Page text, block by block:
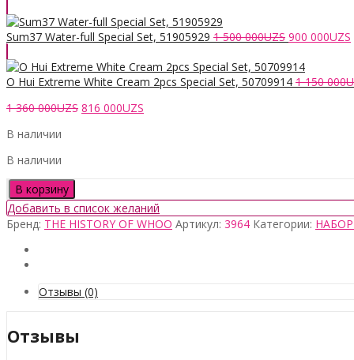
Sum37 Water-full Special Set, 51905929 1 500 000UZS
составляла
1
900 000UZS
O Hui Extreme White Cream 2pcs Special Set, 50709914 1 150 000
1 360 000UZS Первоначальная
816 000UZS
В наличии
В наличии
Количество
товара
The
History
Whoo
Treatment
Set,
В корзину
Добавить в список желаний
Бренд: THE HISTORY OF WHOO Артикул: 3964 Категории:
Отзывы (0)
Отзывы